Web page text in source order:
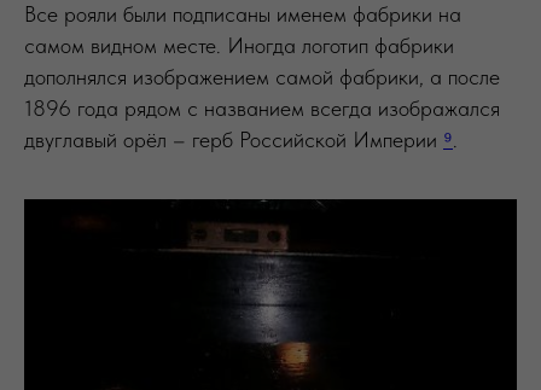
Все рояли были подписаны именем фабрики на
самом видном месте. Иногда логотип фабрики
дополнялся изображением самой фабрики, а после
1896 года рядом с названием всегда изображался
двуглавый орёл – герб Российской Империи ⁹.